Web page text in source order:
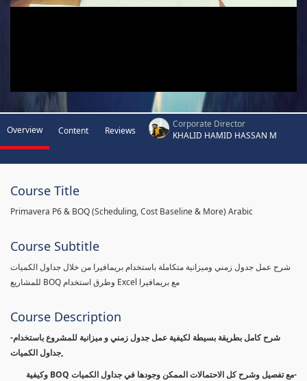
Overview Content Reviews
Corporate Director
KHALID HAMID HASSAN M
Course Title
Primavera P6 & BOQ (Scheduling, Cost Baseline & More) Arabic
Course Subtitle
شرح عمل جدول زمني وميزانية متكاملة باستخدام بريمافيرا من خلال جداول الكميات
للمشاريع BOQ وطرق استخدام Excel مع بريمافيرا
Course Description
-شرح كامل بطريقة بسيطة لكيفية عمل جدول زمني و ميزانية للمشروع باستخدام
جداول الكميات,
-مع تفصيل وشرح كل الاحتمالات الممكن وجودها في جداول الكميات BOQ وكيفية